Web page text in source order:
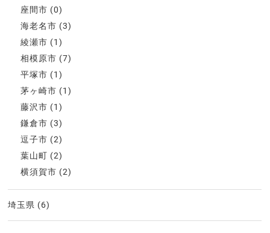
座間市 (0)
海老名市 (3)
綾瀬市 (1)
相模原市 (7)
平塚市 (1)
茅ヶ崎市 (1)
藤沢市 (1)
鎌倉市 (3)
逗子市 (2)
葉山町 (2)
横須賀市 (2)
埼玉県 (6)